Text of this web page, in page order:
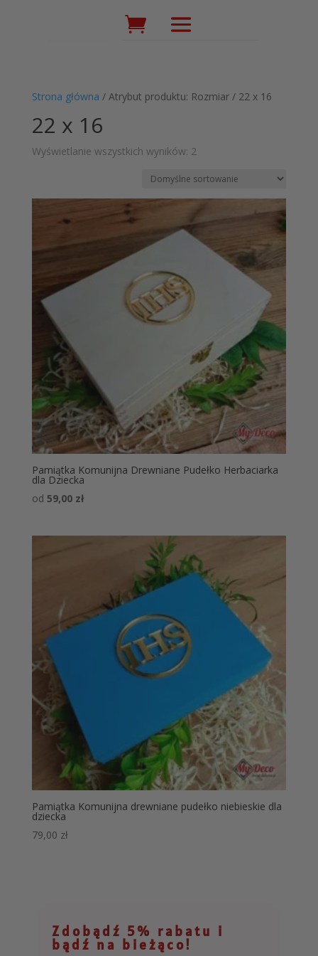
Wyszukiwarka
produktów
Strona główna / Atrybut produktu: Rozmiar / 22 x 16
22 x 16
Wyświetlanie wszystkich wyników: 2
Pamiątka Komunijna Drewniane Pudełko Herbaciarka
dla Dziecka
od 59,00 zł
Pamiątka Komunijna drewniane pudełko niebieskie dla
dziecka
79,00 zł
Zdobądź 5% rabatu i
bądź na bieżąco!